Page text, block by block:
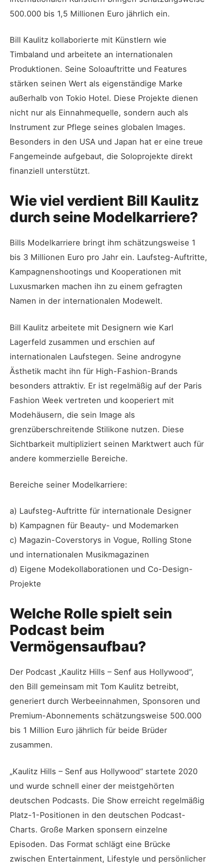
500.000 bis 1,5 Millionen Euro jährlich ein.
Bill Kaulitz kollaborierte mit Künstlern wie
Timbaland und arbeitete an internationalen
Produktionen. Seine Soloauftritte und Features
stärken seinen Wert als eigenständige Marke
außerhalb von Tokio Hotel. Diese Projekte dienen
nicht nur als Einnahmequelle, sondern auch als
Instrument zur Pflege seines globalen Images.
Besonders in den USA und Japan hat er eine treue
Fangemeinde aufgebaut, die Soloprojekte direkt
finanziell unterstützt.
Wie viel verdient Bill Kaulitz
durch seine Modelkarriere?
Bills Modelkarriere bringt ihm schätzungsweise 1
bis 3 Millionen Euro pro Jahr ein. Laufsteg-Auftritte,
Kampagnenshootings und Kooperationen mit
Luxusmarken machen ihn zu einem gefragten
Namen in der internationalen Modewelt.
Bill Kaulitz arbeitete mit Designern wie Karl
Lagerfeld zusammen und erschien auf
internationalen Laufstegen. Seine androgyne
Ästhetik macht ihn für High-Fashion-Brands
besonders attraktiv. Er ist regelmäßig auf der Paris
Fashion Week vertreten und kooperiert mit
Modehäusern, die sein Image als
grenzüberschreitende Stilikone nutzen. Diese
Sichtbarkeit multipliziert seinen Marktwert auch für
andere kommerzielle Bereiche.
Bereiche seiner Modelkarriere:
a) Laufsteg-Auftritte für internationale Designer
b) Kampagnen für Beauty- und Modemarken
c) Magazin-Coverstorys in Vogue, Rolling Stone
und internationalen Musikmagazinen
d) Eigene Modekollaborationen und Co-Design-
Projekte
Welche Rolle spielt sein
Podcast beim
Vermögensaufbau?
Der Podcast „Kaulitz Hills – Senf aus Hollywood“,
den Bill gemeinsam mit Tom Kaulitz betreibt,
generiert durch Werbeeinnahmen, Sponsoren und
Premium-Abonnements schätzungsweise 500.000
bis 1 Million Euro jährlich für beide Brüder
zusammen.
„Kaulitz Hills – Senf aus Hollywood“ startete 2020
und wurde schnell einer der meistgehörten
deutschen Podcasts. Die Show erreicht regelmäßig
Platz-1-Positionen in den deutschen Podcast-
Charts. Große Marken sponsern einzelne
Episoden. Das Format schlägt eine Brücke
zwischen Entertainment, Lifestyle und persönlicher